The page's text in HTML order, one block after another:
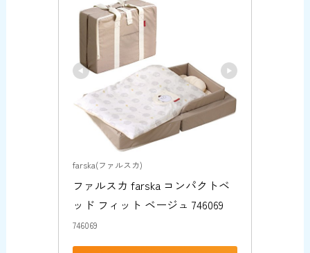
farska(ファルスカ)
ファルスカ farska コンパクトベ
ッド フィット ベージュ 746069
746069